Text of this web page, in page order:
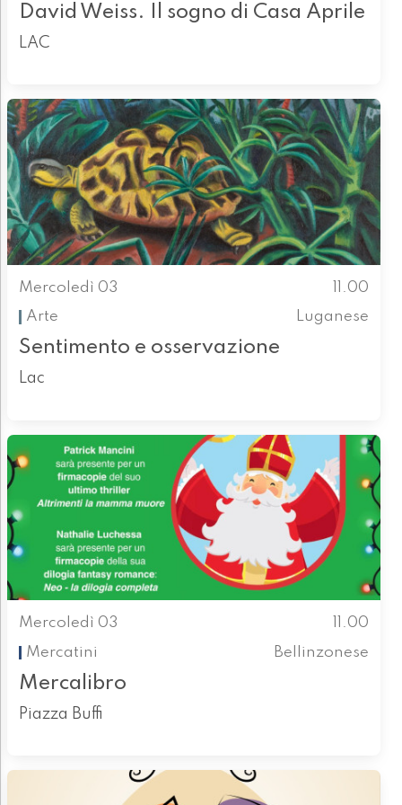
David Weiss. Il sogno di Casa Aprile
LAC
Mercoledì 03
11.00
Arte
Luganese
Sentimento e osservazione
Lac
Mercoledì 03
11.00
Mercatini
Bellinzonese
Mercalibro
Piazza Buffi